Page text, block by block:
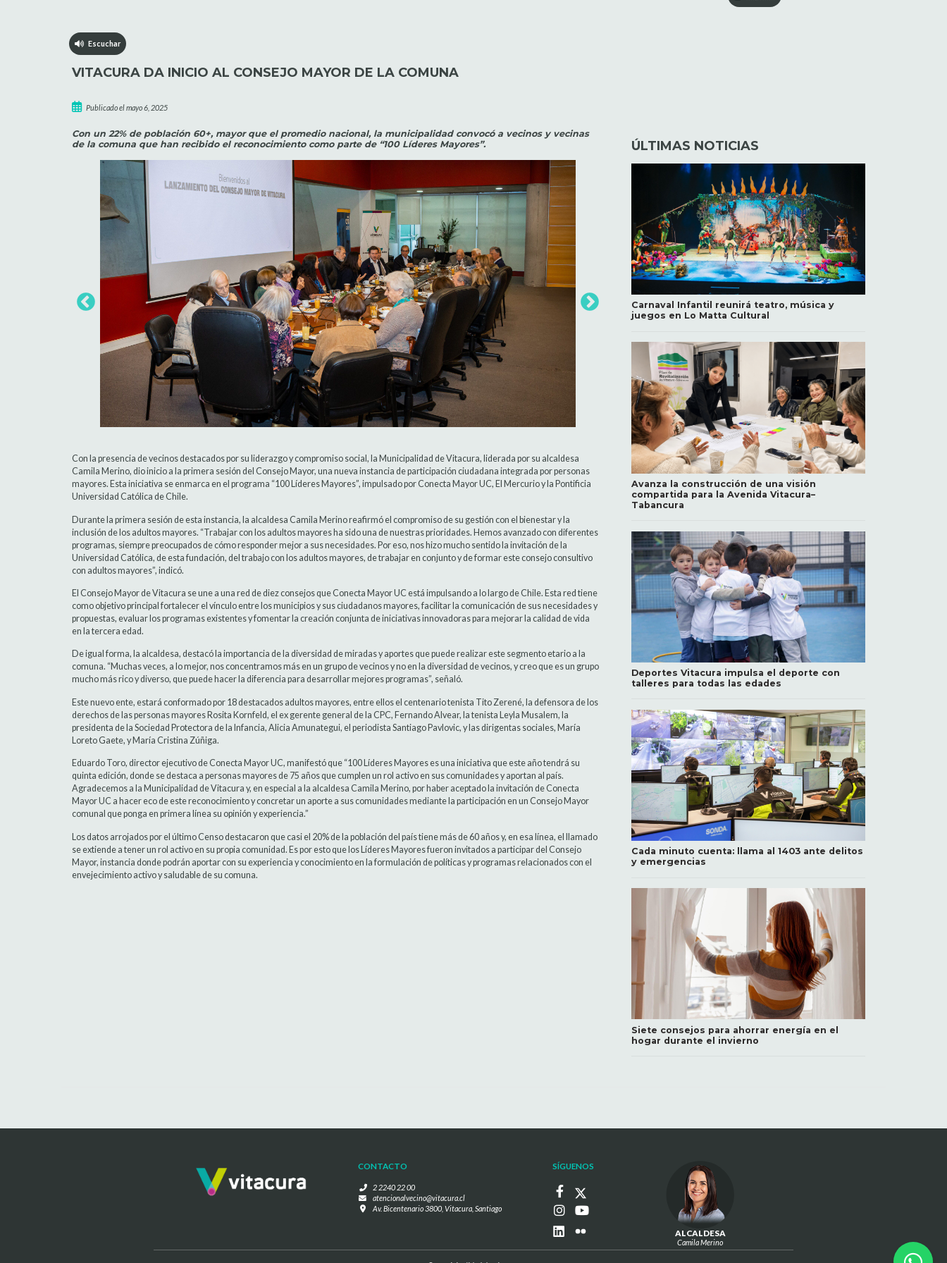
Escuchar
VITACURA DA INICIO AL CONSEJO MAYOR DE LA COMUNA
Publicado el mayo 6, 2025
Con un 22% de población 60+, mayor que el promedio nacional, la municipalidad convocó a vecinos y vecinas
de la comuna que han recibido el reconocimiento como parte de “100 Líderes Mayores”.
Con la presencia de vecinos destacados por su liderazgo y compromiso social, la Municipalidad de Vitacura, liderada por su alcaldesa
Camila Merino, dio inicio a la primera sesión del Consejo Mayor, una nueva instancia de participación ciudadana integrada por personas
mayores. Esta iniciativa se enmarca en el programa “100 Líderes Mayores”, impulsado por Conecta Mayor UC, El Mercurio y la Pontificia
Universidad Católica de Chile.
Durante la primera sesión de esta instancia, la alcaldesa Camila Merino reafirmó el compromiso de su gestión con el bienestar y la
inclusión de los adultos mayores. “Trabajar con los adultos mayores ha sido una de nuestras prioridades. Hemos avanzado con diferentes
programas, siempre preocupados de cómo responder mejor a sus necesidades. Por eso, nos hizo mucho sentido la invitación de la
Universidad Católica, de esta fundación, del trabajo con los adultos mayores, de trabajar en conjunto y de formar este consejo consultivo
con adultos mayores”, indicó.
El Consejo Mayor de Vitacura se une a una red de diez consejos que Conecta Mayor UC está impulsando a lo largo de Chile. Esta red tiene
como objetivo principal fortalecer el vínculo entre los municipios y sus ciudadanos mayores, facilitar la comunicación de sus necesidades y
propuestas, evaluar los programas existentes y fomentar la creación conjunta de iniciativas innovadoras para mejorar la calidad de vida
en la tercera edad.
De igual forma, la alcaldesa, destacó la importancia de la diversidad de miradas y aportes que puede realizar este segmento etario a la
comuna. “Muchas veces, a lo mejor, nos concentramos más en un grupo de vecinos y no en la diversidad de vecinos, y creo que es un grupo
mucho más rico y diverso, que puede hacer la diferencia para desarrollar mejores programas”, señaló.
Este nuevo ente, estará conformado por 18 destacados adultos mayores, entre ellos el centenario tenista Tito Zerené, la defensora de los
derechos de las personas mayores Rosita Kornfeld, el ex gerente general de la CPC, Fernando Alvear, la tenista Leyla Musalem, la
presidenta de la Sociedad Protectora de la Infancia, Alicia Amunategui, el periodista Santiago Pavlovic, y las dirigentas sociales, María
Loreto Gaete, y María Cristina Zúñiga.
Eduardo Toro, director ejecutivo de Conecta Mayor UC, manifestó que “100 Líderes Mayores es una iniciativa que este año tendrá su
quinta edición, donde se destaca a personas mayores de 75 años que cumplen un rol activo en sus comunidades y aportan al país.
Agradecemos a la Municipalidad de Vitacura y, en especial a la alcaldesa Camila Merino, por haber aceptado la invitación de Conecta
Mayor UC a hacer eco de este reconocimiento y concretar un aporte a sus comunidades mediante la participación en un Consejo Mayor
comunal que ponga en primera línea su opinión y experiencia.”
Los datos arrojados por el último Censo destacaron que casi el 20% de la población del país tiene más de 60 años y, en esa línea, el llamado
se extiende a tener un rol activo en su propia comunidad. Es por esto que los Líderes Mayores fueron invitados a participar del Consejo
Mayor, instancia donde podrán aportar con su experiencia y conocimiento en la formulación de políticas y programas relacionados con el
envejecimiento activo y saludable de su comuna.
ÚLTIMAS NOTICIAS
Carnaval Infantil reunirá teatro, música y
juegos en Lo Matta Cultural
Avanza la construcción de una visión
compartida para la Avenida Vitacura–
Tabancura
Deportes Vitacura impulsa el deporte con
talleres para todas las edades
Cada minuto cuenta: llama al 1403 ante delitos
y emergencias
Siete consejos para ahorrar energía en el
hogar durante el invierno
CONTACTO
2 2240 22 00
atencionalvecino@vitacura.cl
Av. Bicentenario 3800, Vitacura, Santiago
SÍGUENOS
ALCALDESA
Camila Merino